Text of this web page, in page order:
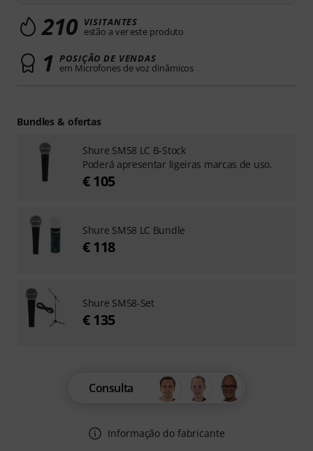
210 VISITANTES
estão a ver este produto
1 POSIÇÃO DE VENDAS
em Microfones de voz dinâmicos
Consulta
Informação do fabricante
Bundles & ofertas
Shure SM58 LC B-Stock
Poderá apresentar ligeiras marcas de uso.
€ 105
Shure SM58 LC Bundle
€ 118
Shure SM58-Set
€ 135